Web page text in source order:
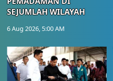
SEJUMLAH WILAYAH
6 Aug 2026, 5:00 AM